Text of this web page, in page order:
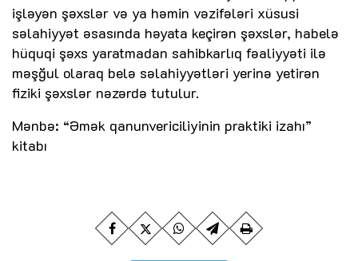
işləyən şəxslər və ya həmin vəzifələri xüsusi
səlahiyyət əsasında həyata keçirən şəxslər, habelə
hüquqi şəxs yaratmadan sahibkarlıq fəaliyyəti ilə
məşğul olaraq belə səlahiyyətləri yerinə yetirən
fiziki şəxslər nəzərdə tutulur.
Mənbə: “Əmək qanunvericiliyinin praktiki izahı”
kitabı